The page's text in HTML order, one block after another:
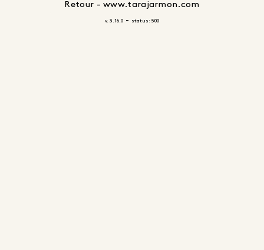
Retour - www.tarajarmon.com
v. 3.16.0 - status: 500